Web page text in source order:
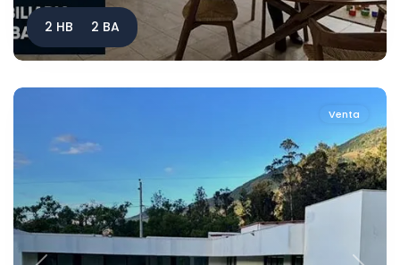
2 HB 2 BA
Venta